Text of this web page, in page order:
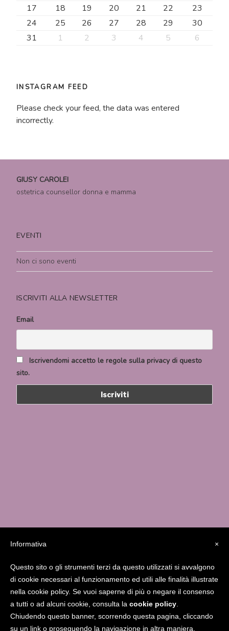
17
18 19 20 21 22
23
24
25 26 27 28 29
30
31
1 2 3 4 5 6
INSTAGRAM FEED
Please check your feed, the data was entered
incorrectly.
GIUSY CAROLEI
ostetrica counsellor donna e mamma
EVENTI
Non ci sono eventi
ISCRIVITI ALLA NEWSLETTER
Email
Iscrivendomi accetto le regole sulla privacy di questo
sito.
Studio MedicaFutura Via Serassi 13/a – 24124
Bergamo
338.8556841
giucarolei@gmail.com
www.gcarolei.com
Gcarolei
×
Informativa
Questo sito o gli strumenti terzi da questo utilizzati si avvalgono
di cookie necessari al funzionamento ed utili alle finalità illustrate
nella cookie policy. Se vuoi saperne di più o negare il consenso
a tutti o ad alcuni cookie, consulta la cookie policy
Chiudendo questo banner, scorrendo questa pagina, cliccando
su un link o proseguendo la navigazione in altra maniera,